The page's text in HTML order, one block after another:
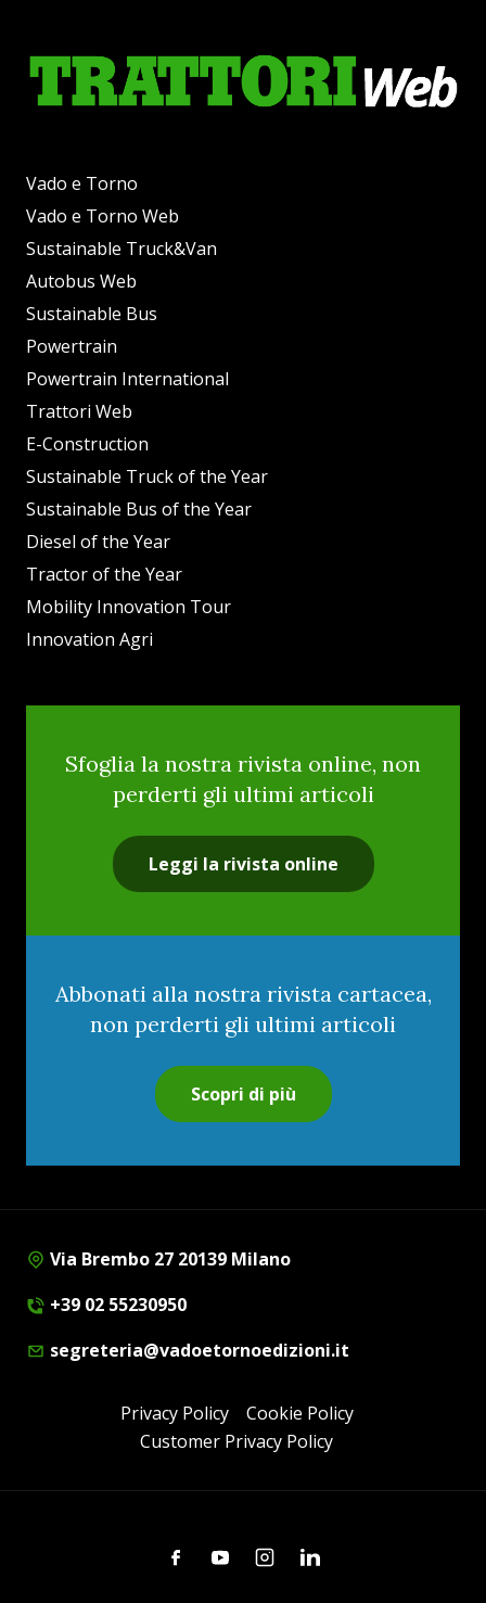
Vado e Torno
Vado e Torno Web
Sustainable Truck&Van
Autobus Web
Sustainable Bus
Powertrain
Powertrain International
Trattori Web
E-Construction
Sustainable Truck of the Year
Sustainable Bus of the Year
Diesel of the Year
Tractor of the Year
Mobility Innovation Tour
Innovation Agri
Sfoglia la nostra rivista online, non
perderti gli ultimi articoli
Leggi la rivista online
Abbonati alla nostra rivista cartacea,
non perderti gli ultimi articoli
Scopri di più
Via Brembo 27 20139 Milano
+39 02 55230950
segreteria@vadoetornoedizioni.it
Privacy Policy
Cookie Policy
Customer Privacy Policy
FacebookYoutubeInstagramLinkedin